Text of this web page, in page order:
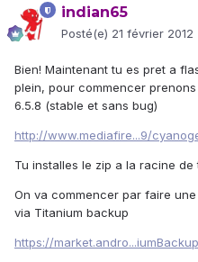
indian65
Posté(e) 21 février 2012
Bien! Maintenant tu es pret a
plein, pour commencer
6.5.8 (stable et sans bug)
http://www.mediafire...9/
Tu installes le zip a la racine de
On va commencer par faire
via Titanium backup
https://